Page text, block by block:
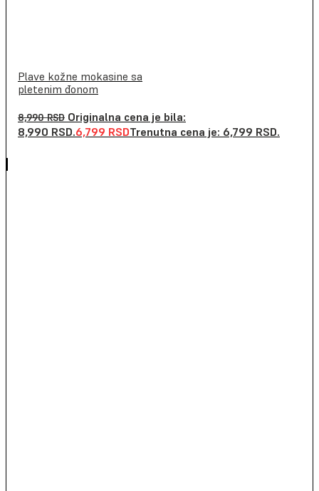
Plave kožne mokasine sa
pletenim đonom
8,990RSD Originalna cena je bila:
8,990 RSD.6,799 RSDTrenutna cena je: 6,799 RSD.